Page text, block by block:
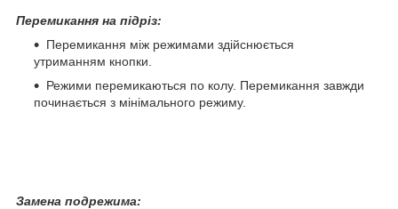
Перемикання на підріз:
Перемикання між режимами здійснюється
утриманням кнопки.
Режими перемикаються по колу. Перемикання завжди
починається з мінімального режиму.
Замена подрежима: